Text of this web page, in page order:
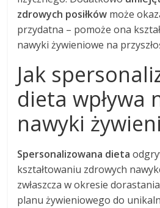
zdrowych posiłków może
przydatna – pomoże ona
nawyki żywieniowe na
Jak
dieta wpływa
nawyki
Spersonalizowana dieta
kształtowaniu zdrowych
zwłaszcza w okresie
planu żywieniowego do